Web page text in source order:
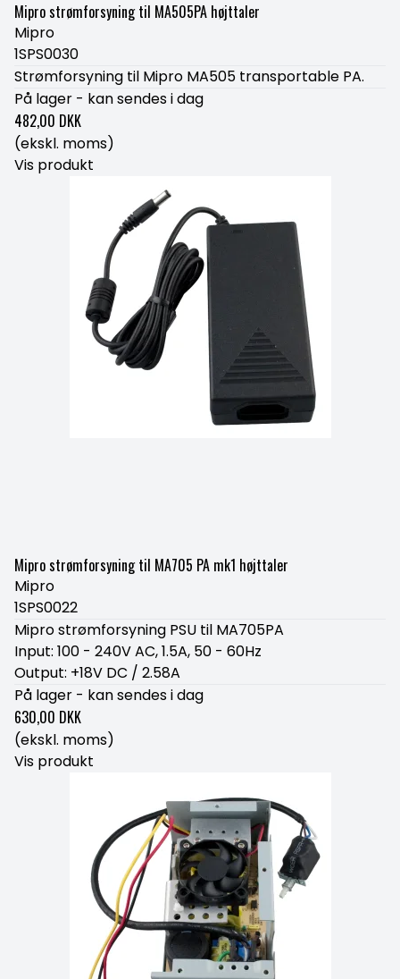
Mipro strømforsyning til MA505PA højttaler
Mipro
1SPS0030
Strømforsyning til Mipro MA505 transportable PA.
På lager - kan sendes i dag
482,00 DKK
(ekskl. moms)
Vis produkt
Mipro strømforsyning til MA705 PA mk1 højttaler
Mipro
1SPS0022
Mipro strømforsyning PSU til MA705PA
Input: 100 - 240V AC, 1.5A, 50 - 60Hz
Output: +18V DC / 2.58A
På lager - kan sendes i dag
630,00 DKK
(ekskl. moms)
Vis produkt